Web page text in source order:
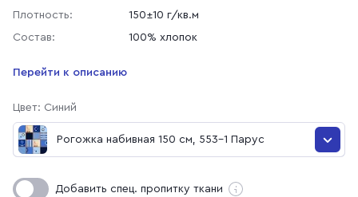
Плотность:
150±10 г/кв.м
Состав:
100% хлопок
Перейти к описанию
Цвет: Синий
Рогожка набивная 150 см, 553-1 Парус
Рогожка набивная 150 см, 553-2 Парус
Добавить спец. пропитку ткани